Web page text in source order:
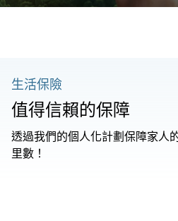
生活保險
值得信賴的保障
透過我們的個人化計劃保障家人
里數！